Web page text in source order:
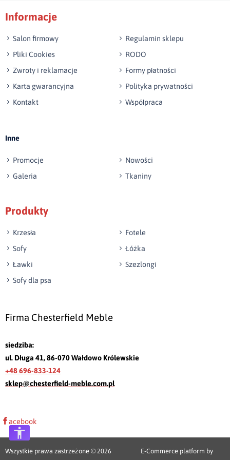
Wyślij opinię
Informacje
Salon firmowy
Regulamin sklepu
Pliki Cookies
RODO
Zwroty i reklamacje
Formy płatności
Karta gwarancyjna
Polityka prywatności
Kontakt
Współpraca
Inne
Promocje
Nowości
Galeria
Tkaniny
Produkty
Krzesła
Fotele
Sofy
Łóżka
Ławki
Szezlongi
Sofy dla psa
Firma Chesterfield Meble
siedziba:
ul. Długa 41, 86-070 Wałdowo Królewskie
+48 696-833-124
sklep@chesterfield-meble.com.pl
acebook
Wszystkie prawa zastrzeżone © 2026
E-Commerce platform by